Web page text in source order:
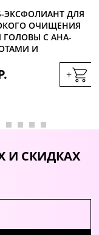
ЭКСФОЛИАНТ ДЛЯ
ОЧИЩЕНИЯ
С АНА-
И
200МЛ
+
И СКИДКАХ